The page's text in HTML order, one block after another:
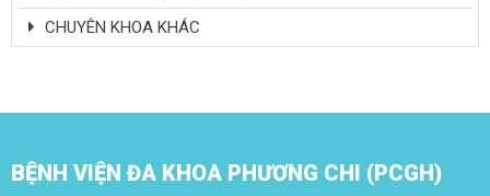
CHUYÊN KHOA KHÁC
BỆNH VIỆN ĐA KHOA PHƯƠNG CHI (PCGH)